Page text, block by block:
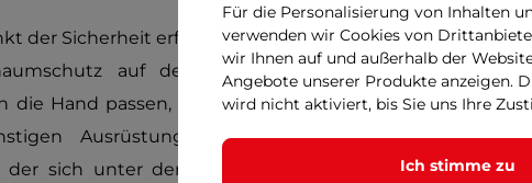
der Sicherheit erfreuen wirkungsvolle V-Brake Bremsen
auf dem Reck des Lenkers, Handgriffe
die Hand passen, sowie das Zertifikat gemäß der Norm
Ausrüstung kommt die Einbaumöglichkeit
der sich unter der Trittfläche befindliche robuste
Für die Personalisierung von Inhalten
verwenden wir Cookies von
wir Ihnen auf und außerhalb der
Angebote unserer Produkte anzeigen.
wird nicht aktiviert, bis Sie uns Ihre
Ich stimme zu